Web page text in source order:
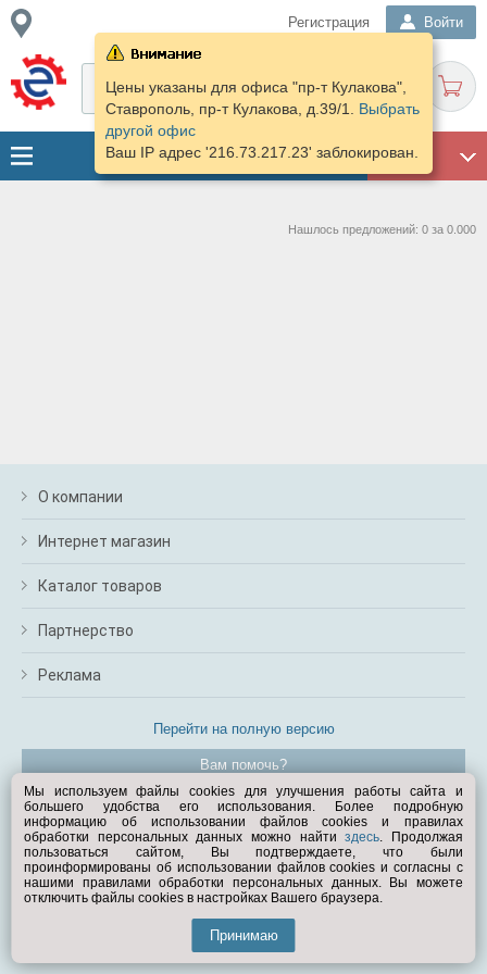
Регистрация Войти
ГАРАЖ
Цены указаны для офиса "пр-т Кулакова",
Ставрополь, пр-т Кулакова, д.39/1. Выбрать
другой офис
Ваш IP адрес '216.73.217.23' заблокирован.
Нашлось предложений: 0 за 0.000
О компании
Интернет магазин
Каталог товаров
Партнерство
Реклама
Перейти на полную версию
Вам помочь?
© Exist.ru 1998—2026
Мы используем файлы cookies для улучшения работы сайта и
большего удобства его использования. Более подробную
информацию об использовании файлов cookies и правилах
обработки персональных данных можно найтиздесь. Продолжая
пользоваться сайтом, Вы подтверждаете, что были
проинформированы об использовании файлов cookies и согласны с
нашими правилами обработки персональных данных. Вы можете
отключить файлы cookies в настройках Вашего браузера.
Принимаю